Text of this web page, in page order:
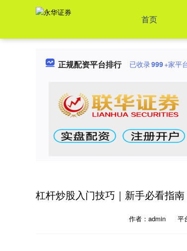
首页
正规配资平台排行 已收录999+家平
杠杆炒股入门技巧｜新手必看指南
作者：admin 平